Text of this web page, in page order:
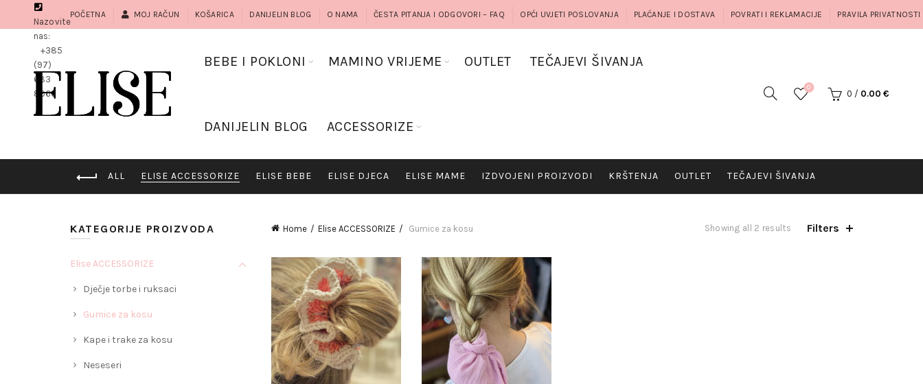
Nazovite
nas:
+385
(97)
683
8966
POČETNA MOJ RAČUN KOŠARICA DANIJELIN BLOG O NAMA ČESTA PITANJA I ODGOVORI – FAQ OPĆI UVJETI POSLOVANJA PLAĆANJE I DOSTAVA POVRATI I REKLAMACIJE PRAVILA PRIVATNOSTI
BEBE I POKLONI MAMINO VRIJEME OUTLET TEČAJEVI ŠIVANJA
DANIJELIN BLOG ACCESSORIZE
0
0 / 0.00 €
ALL ELISE ACCESSORIZE ELISE BEBE ELISE DJECA ELISE MAME IZDVOJENI PROIZVODI KRŠTENJA OUTLET TEČAJEVI ŠIVANJA
Home Elise ACCESSORIZE Gumice za kosu Showing all 2 results Filters
KATEGORIJE PROIZVODA
Elise ACCESSORIZE
Dječje torbe i ruksaci
Gumice za kosu
Kape i trake za kosu
Neseseri